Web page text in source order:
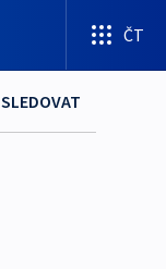
ČT
SLEDOVAT